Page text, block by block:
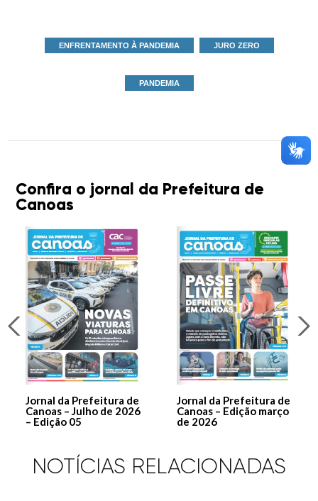
ENFRENTAMENTO À PANDEMIA JURO ZERO
PANDEMIA
Confira o jornal da Prefeitura de
Canoas
Jornal da Prefeitura de
Canoas – Julho de 2026
– Edição 05
Jornal da Prefeitura de
Canoas – Edição março
de 2026
NOTÍCIAS RELACIONADAS